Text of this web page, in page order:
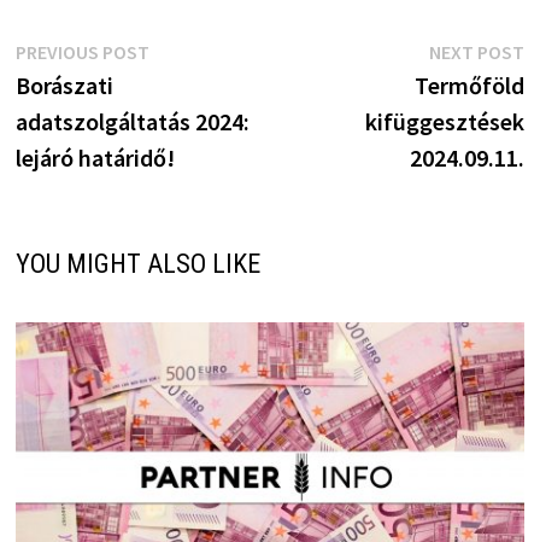
Bejegyzés
navigáció
PREVIOUS POSTPrevious
Borászati
adatszolgáltatás 2024:
lejáró határidő!
NEXT POST
Termőföld
kifüggesztések
2024.09.11.
YOU MIGHT ALSO LIKE